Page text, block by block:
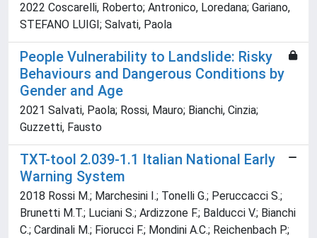
2022 Coscarelli, Roberto; Antronico, Loredana; Gariano,
STEFANO LUIGI; Salvati, Paola
People Vulnerability to Landslide: Risky
Behaviours and Dangerous Conditions by
Gender and Age
2021 Salvati, Paola; Rossi, Mauro; Bianchi, Cinzia;
Guzzetti, Fausto
TXT-tool 2.039-1.1 Italian National Early
Warning System
2018 Rossi M.; Marchesini I.; Tonelli G.; Peruccacci S.;
Brunetti M.T.; Luciani S.; Ardizzone F.; Balducci V.; Bianchi
C.; Cardinali M.; Fiorucci F.; Mondini A.C.; Reichenbach P.;